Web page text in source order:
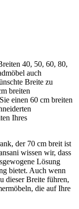
40, 50, 60, 80,
auch
Breite zu
breiten
einen 60 cm breiten
Ihres
der 70 cm breit ist
wissen wir, dass
Lösung
bietet. Auch wenn
dieser Breite führen,
die auf Ihre